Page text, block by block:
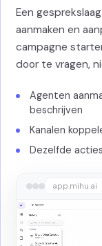
Een
aanmaken en
campagne
door te vragen,
Agenten
beschrijven
Kanalen
Dezelfde
app.mihu.ai